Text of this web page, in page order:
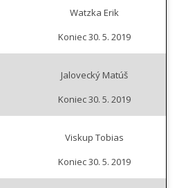
Watzka Erik
Koniec 30. 5. 2019
Jalovecký Matúš
Koniec 30. 5. 2019
Viskup Tobias
Koniec 30. 5. 2019